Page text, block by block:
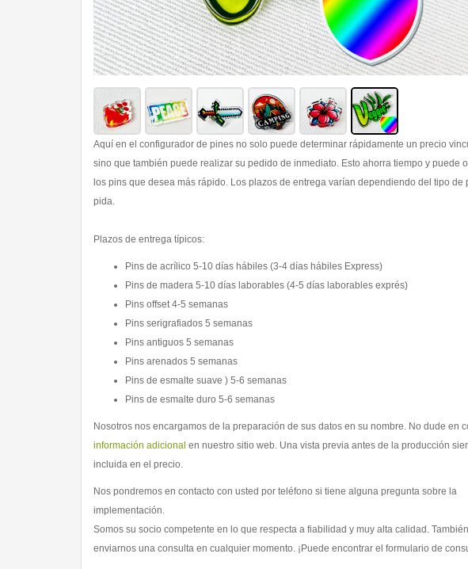
Aquí en el configurador de pines no solo puede determinar rápidamente un precio
sino que también puede realizar su pedido de inmediato. Esto ahorra tiempo y puede
los pins que desea más rápido. Los plazos de entrega varían dependiendo del tipo de
pida.
Plazos de entrega típicos:
Pins de acrílico 5-10 días hábiles (3-4 días hábiles Express)
Pins de madera 5-10 días laborables (4-5 días laborables exprés)
Pins offset 4-5 semanas
Pins serigrafiados 5 semanas
Pins antiguos 5 semanas
Pins arenados 5 semanas
Pins de esmalte suave ) 5-6 semanas
Pins de esmalte duro 5-6 semanas
Nosotros nos encargamos de la preparación de sus datos en su nombre. No dude en
información adicional en nuestro sitio web. Una vista previa antes de la producción
incluida en el precio.
Nos pondremos en contacto con usted por teléfono si tiene alguna pregunta sobre la
implementación.
Somos su socio competente en lo que respecta a fiabilidad y muy alta calidad.
enviarnos una consulta en cualquier momento. ¡Puede encontrar el formulario de